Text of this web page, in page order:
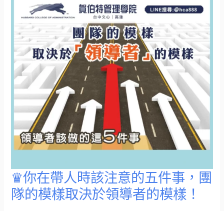
項
激
發
團
隊
的
方
式
♛你在帶人時該注意的五件事，團
隊的模樣取決於領導者的模樣！
♛
你
在